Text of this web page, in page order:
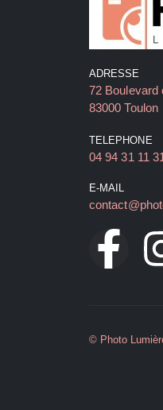
ADRESSE
72 Boulevard
83000 Toulon
TELEPHONE
04 94 31 11
E-MAIL
© Photo